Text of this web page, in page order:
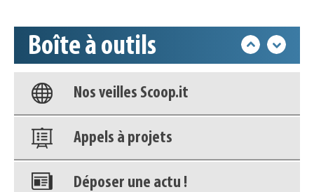
Boîte à outils
Base documentaire
Nos veilles Scoop.it
Appels à projets
Déposer une actu !